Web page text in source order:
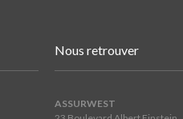
Nous retrouver
ASSURWEST